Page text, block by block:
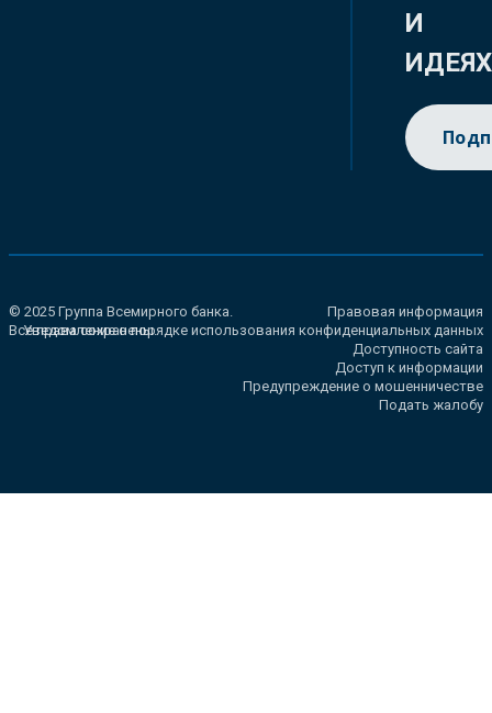
И
ИДЕЯХ
© 2025 Группа Всемирного банка.
Все права сохранены.
Правовая информация
Уведомление о порядке использования конфиденциальных данных
Доступность сайта
Доступ к информации
Предупреждение о мошенничестве
Подать жалобу